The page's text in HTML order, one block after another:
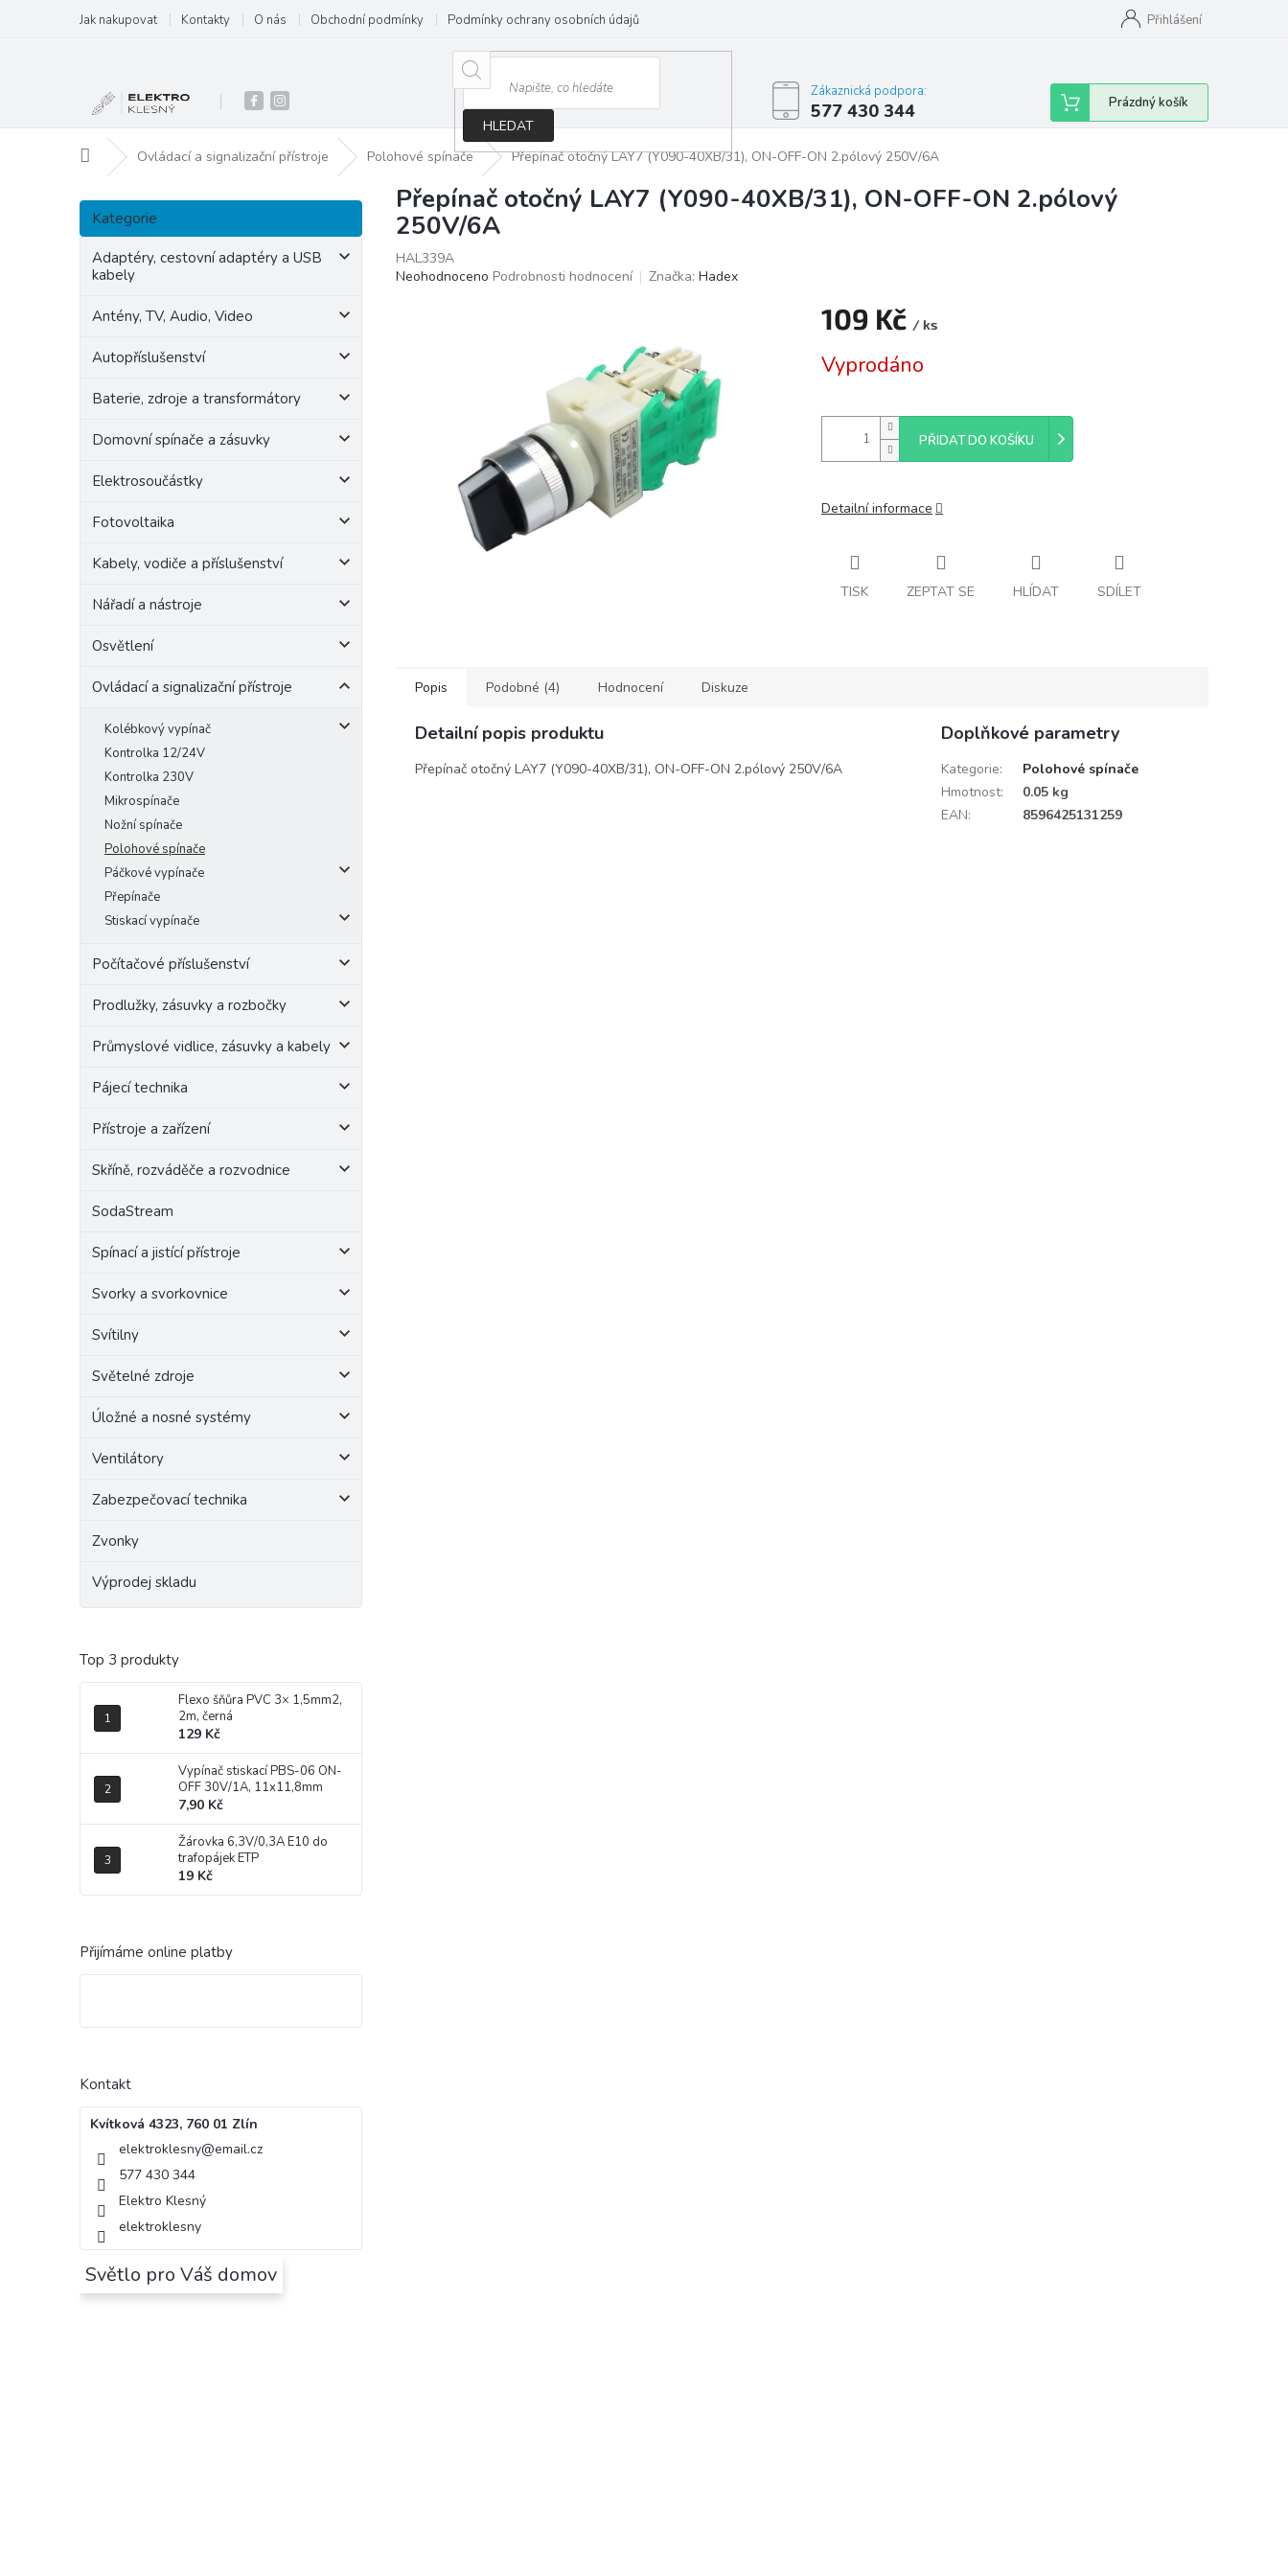
obsah
Jak nakupovat Kontakty O nás Obchodní podmínky Podmínky ochrany osobních údajů Přihlášení
HLEDAT
Zákaznická podpora:
577 430 344
Nákupní
košík
Prázdný košík
Domů Ovládací a signalizační přístroje Polohové spínače Přepínač otočný LAY7 (Y090-40XB/31), ON-OFF-ON 2.pólový 250V/6A
P
s
Přeskočit
kategorie
Kategorie
Adaptéry, cestovní adaptéry a USB
kabely
Antény, TV, Audio, Video
Autopříslušenství
Baterie, zdroje a transformátory
Domovní spínače a zásuvky
Elektrosoučástky
Fotovoltaika
Kabely, vodiče a příslušenství
Nářadí a nástroje
Osvětlení
Ovládací a signalizační přístroje
Kolébkový vypínač
Kontrolka 12/24V
Kontrolka 230V
Mikrospínače
Nožní spínače
Polohové spínače
Páčkové vypínače
Přepínače
Stiskací vypínače
Počítačové příslušenství
Prodlužky, zásuvky a rozbočky
Průmyslové vidlice, zásuvky a kabely
Pájecí technika
Přístroje a zařízení
Skříně, rozváděče a rozvodnice
SodaStream
Spínací a jistící přístroje
Svorky a svorkovnice
Svítilny
Světelné zdroje
Úložné a nosné systémy
Ventilátory
Zabezpečovací technika
Zvonky
Výprodej skladu
Top 3 produkty
Flexo šňůra PVC 3× 1,5mm2,
2m, černá
129 Kč
Vypínač stiskací PBS-06 ON-
OFF 30V/1A, 11x11,8mm
7,90 Kč
Žárovka 6,3V/0,3A E10 do
trafopájek ETP
19 Kč
Přijímáme online platby
Kontakt
Kvítková 4323, 760 01 Zlín
elektroklesny@email.cz
577 430 344
Elektro Klesný
elektroklesny
Světlo pro Váš domov
Přepínač otočný LAY7 (Y090-40XB/31), ON-OFF-ON 2.pólový
250V/6A
HAL339A
Průměrné
Neohodnoceno Podrobnosti hodnocení Značka: Hadex
109 Kč / ks
cena:
Vyprodáno
PŘIDAT DO KOŠÍKU
Detailní informace
TISK ZEPTAT SE HLÍDAT SDÍLET
Popis Podobné (4) Hodnocení Diskuze
Detailní popis produktu
Přepínač otočný LAY7 (Y090-40XB/31), ON-OFF-ON 2.pólový 250V/6A
Doplňkové parametry
Kategorie:
Polohové spínače
Hmotnost:
0.05 kg
EAN: 8596425131259